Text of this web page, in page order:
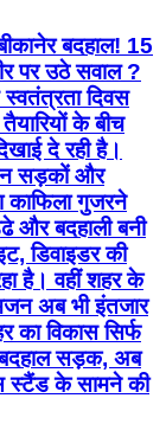
बदहाल! 15
पर उठे सवाल ?
दिवस
के बीच
दे रही है।
सड़कों और
काफिला गुजरने
और बदहाली बनी
डिवाइडर की
है। वहीं शहर के
अब भी इंतजार
का विकास सिर्फ
बदहाल सड़क, अब
स्टैंड के सामने की